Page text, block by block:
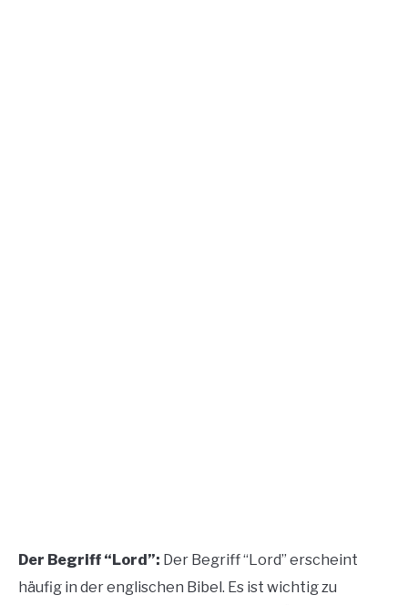
Der Begriff “Lord”: Der Begriff “Lord” erscheint
häufig in der englischen Bibel. Es ist wichtig zu